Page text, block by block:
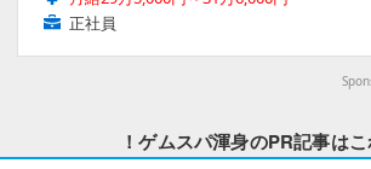
正社員
！ゲムスパ渾身のPR記事はこ